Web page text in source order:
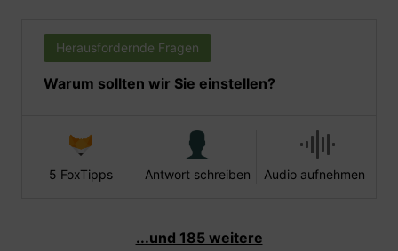
Herausfordernde Fragen
Warum sollten wir Sie einstellen?
5 FoxTipps Antwort schreiben Audio aufnehmen
...und 185 weitere